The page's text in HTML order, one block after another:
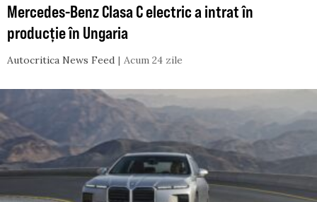
Mercedes-Benz Clasa C electric a intrat în
producție în Ungaria
Autocritica News Feed Acum 24 zile